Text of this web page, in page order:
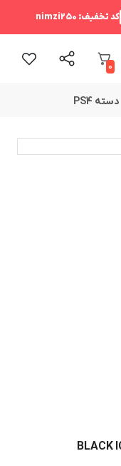
کد تخفیف: nimzi250
0
دسته PS4